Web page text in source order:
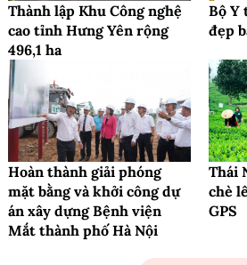
Thành lập Khu Công nghệ
cao tỉnh Hưng Yên rộng
496,1 ha
Bộ Y
đẹp
Hoàn thành giải phóng
mặt bằng và khởi công dự
án xây dựng Bệnh viện
Mắt thành phố Hà Nội
Thái
chè
GPS